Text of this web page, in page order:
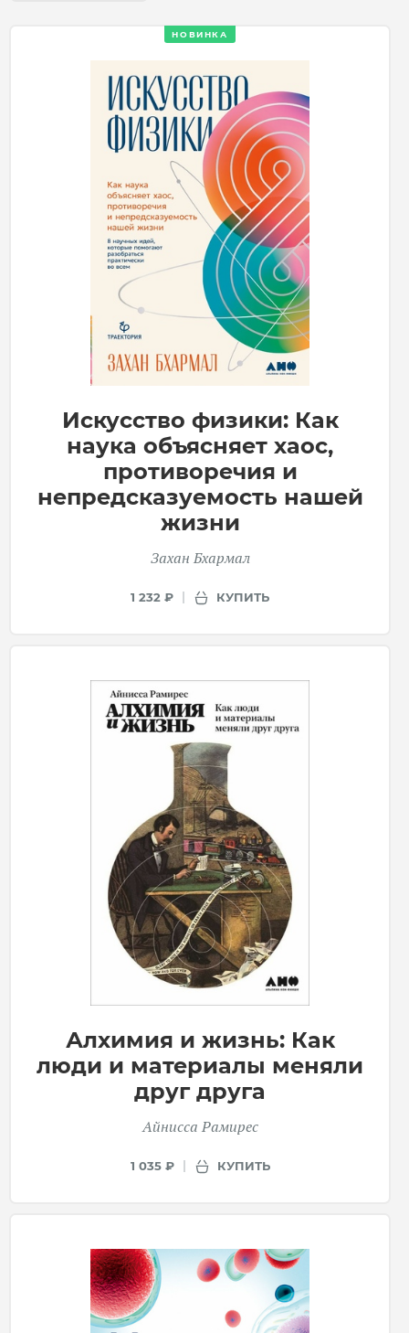
НОВИНКА
Искусство физики: Как
наука объясняет хаос,
противоречия и
непредсказуемость нашей
жизни
Захан Бхармал
1 232 ₽ КУПИТЬ
Алхимия и жизнь: Как
люди и материалы меняли
друг друга
Айнисса Рамирес
1 035 ₽ КУПИТЬ